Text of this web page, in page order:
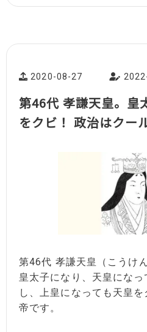
2020-08-27
第46代 孝謙天皇。皇
をクビ！ 政治はクー
第46代 孝謙天皇（こうけ
皇太子になり、天皇にな
し、上皇になっても天皇
帝です。